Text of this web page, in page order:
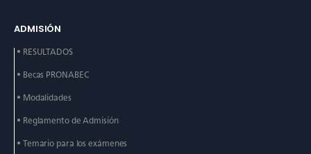
ADMISIÓN
• RESULTADOS
• Becas PRONABEC
• Modalidades
• Reglamento de Admisión
• Temario para los exámenes